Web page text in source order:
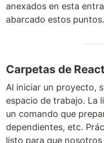
anexados en esta
abarcado estos puntos.
Carpetas de React
Al iniciar un proyecto,
espacio de trabajo. La
un comando que
dependientes, etc.
listo para que